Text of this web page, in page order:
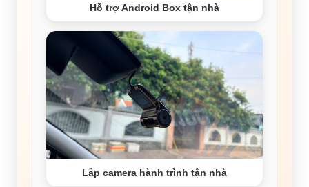
Hỗ trợ Android Box tận nhà
Lắp camera hành trình tận nhà